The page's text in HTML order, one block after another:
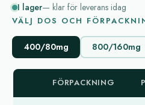
I lager— klar för leverans idag
VÄLJ DOS OCH
400/80mg 800/160mg
FÖRPACKNING